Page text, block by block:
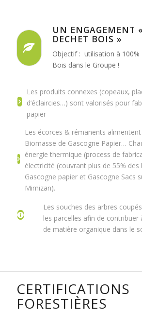
UN ENGAGEMENT
DECHET BOIS »
Objectif : utilisation à 100%
Bois dans le Groupe !
Les produits connexes (copeaux,
d’éclaircies…) sont valorisés pour
papier
Les écorces & rémanents
Biomasse de Gascogne Papier…
énergie thermique (process de
électricité (couvrant plus de 55% des
Gascogne papier et Gascogne Sacs
Mimizan).
Les souches des arbres
les parcelles afin de
de matière organique dans le
CERTIFICATIONS
FORESTIÈRES